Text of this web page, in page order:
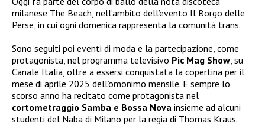
milanese The Beach, nell’ambito dell’evento Il Borgo delle
Perse, in cui ogni domenica rappresenta la comunità trans.
Sono seguiti poi eventi di moda e la partecipazione, come
protagonista, nel programma televisivo Pic Mag Show, su
Canale Italia, oltre a essersi conquistata la copertina per il
mese di aprile 2025 dell’omonimo mensile. E sempre lo
scorso anno ha recitato come protagonista nel
cortometraggio Samba e Bossa Nova insieme ad alcuni
studenti del Naba di Milano per la regia di Thomas Kraus.